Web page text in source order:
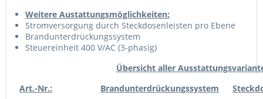
Weitere Austattungsmöglichkeiten:
Stromversorgung durch Steckdosenleisten pro Ebene
Brandunterdrückungssystem
Steuereinheit 400 V/AC (3-phasig)
Übersicht aller
Art.-Nr.:
Brandunterdrückungssystem